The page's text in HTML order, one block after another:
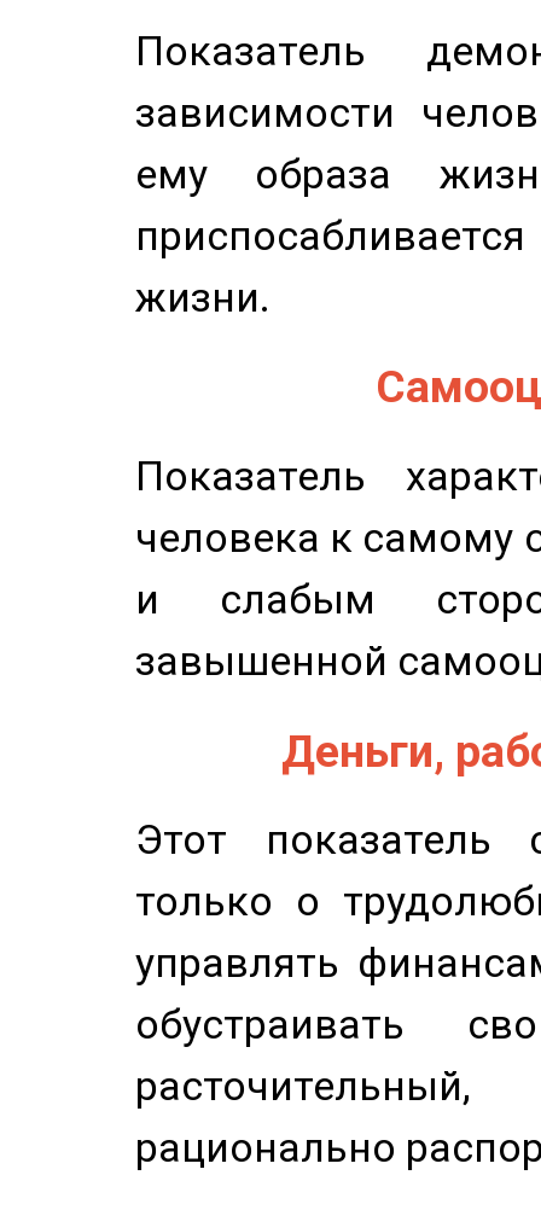
Показатель
зависимости
ему образа
жизни.
Показатель
человека к самому
и слабым
завышенной
Деньги,
Этот показатель
только о
управлять
обустраивать
рационально